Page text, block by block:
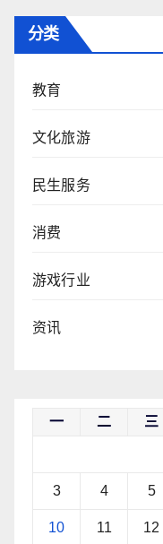
分类
教育
文化旅游
民生服务
消费
游戏行业
资讯
一 二 三
3 4 5
10 11 12